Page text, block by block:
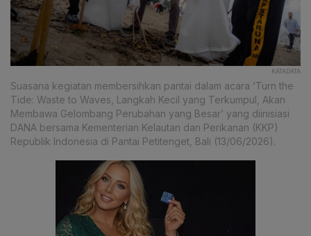
KATADATA
Suasana kegiatan membersihkan pantai dalam acara ‘Turn the
Tide: Waste to Waves, Langkah Kecil yang Terkumpul, Akan
Membawa Gelombang Perubahan yang Besar’ yang diinisiasi
DANA bersama Kementerian Kelautan dan Perikanan (KKP)
Republik Indonesia di Pantai Petitenget, Bali (13/06/2026).